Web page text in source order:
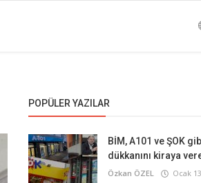
POPÜLER YAZILAR
BİM, A101 ve ŞOK
dükkanını kiraya
Özkan ÖZEL Ocak